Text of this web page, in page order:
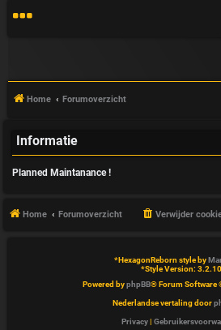
V
A
Home Forumoverzicht
Informatie
Planned Maintanance !
Home Forumoverzicht Verwijder
*HexagonReborn style by
*Style Version: 3.2.10
Powered byphpBB® Forum Software
Nederlandse vertaling door
Privacy|